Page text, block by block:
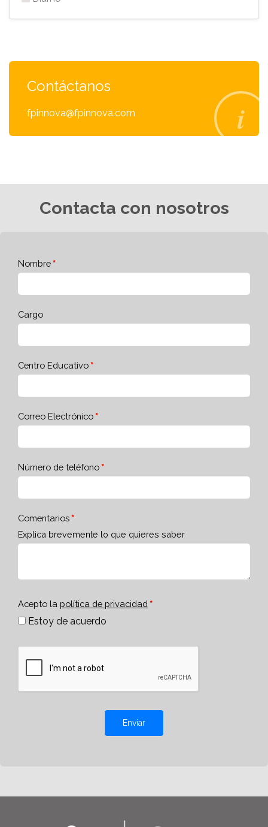
Contáctanos
fpinnova@fpinnova.com
Contacta con nosotros
Nombre
Cargo
Centro Educativo
Correo Electrónico
Número de teléfono
Comentarios
Explica brevemente lo que quieres saber
Acepto la política de privacidad
Estoy de acuerdo
Enviar